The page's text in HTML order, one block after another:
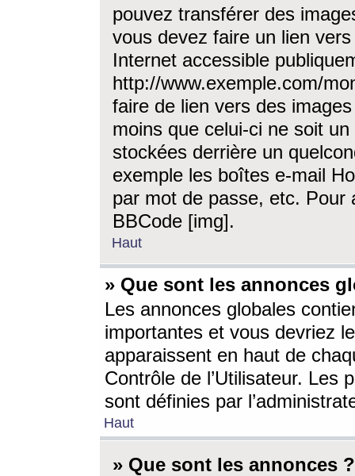
pouvez transférer des
vous devez faire un lien
Internet accessible
http://www.exemple.com/
faire de lien vers des
moins que celui-ci ne soit
stockées derrière un
exemple les boîtes e-mail
par mot de passe, etc. Pour
BBCode [img].
Haut
» Que sont les annonces
Les annonces globales
importantes et vous devriez
apparaissent en haut de
Contrôle de l’Utilisateur. Les
sont définies par
Haut
» Que sont les annonces ?